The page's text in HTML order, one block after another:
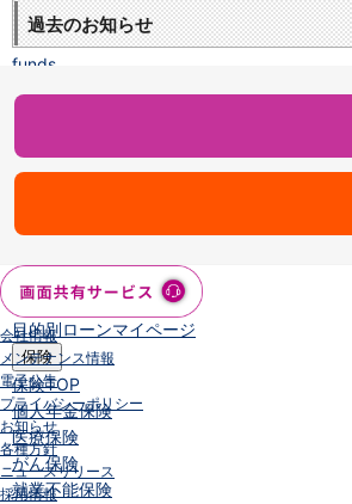
ロボアドバイザークラウドファンディング
WealthNavi for イオン銀行（ロボアドバイザ
funds
まいクラウドファンディング
住宅ローン
新規お借入れの方
フラット35
カードローン
目的別ローン
目的別ローンマイページ
保険
保険TOP
個人年金保険
医療保険
がん保険
就業不能保険
過去のお知らせ
会社情報
メンテナンス情報
電子公告
プライバシーポリシー
お知らせ
各種方針
ニュースリリース
採用情報